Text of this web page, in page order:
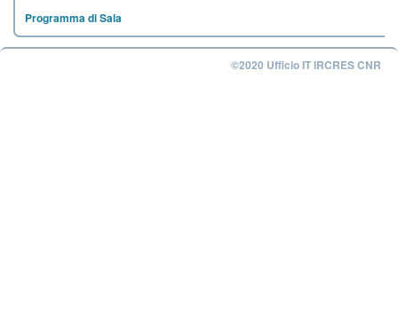
Programma di Sala
©2020 Ufficio IT IRCRES CNR